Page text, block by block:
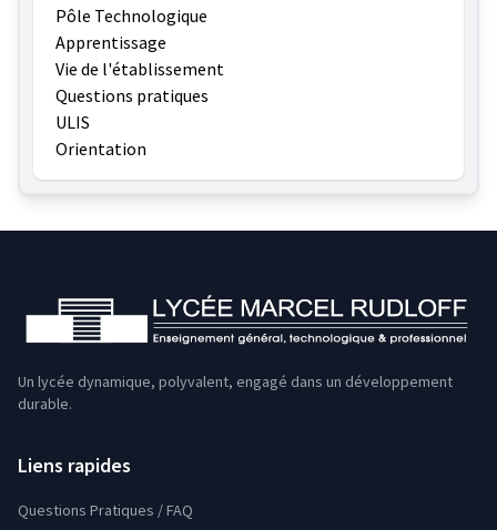
Pôle Technologique
Apprentissage
Vie de l'établissement
Questions pratiques
ULIS
Orientation
Un lycée dynamique, polyvalent, engagé dans un développement
durable.
Liens rapides
Questions Pratiques / FAQ